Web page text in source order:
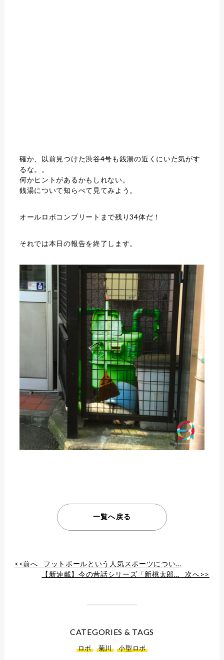
確か、以前見つけた渋谷4号も銭湯の近くにいた気がす
るな。。
何かヒントがあるかもしれない。
銭湯について知らべて見てみよう。
オールロボコンプリートまで残り34体だ！
それでは本日の報告を終了します。
一覧へ戻る
<<前へ フットボールという人気スポーツについ...
【新連載】今の昔話シリーズ「新桃太郎... 次へ>>
CATEGORIES & TAGS
ロボ , 菊川,小型ロボ